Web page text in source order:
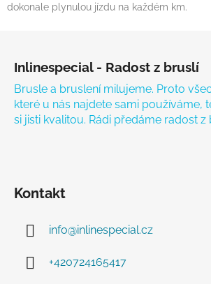
dokonale plynulou jízdu na každém km.
Inlinespecial - Radost z bruslí
Brusle a bruslení milujeme. Proto
které u nás najdete sami používáme,
si jisti kvalitou. Rádi předáme radost z
Kontakt
info@inlinespecial.cz
+420724165417